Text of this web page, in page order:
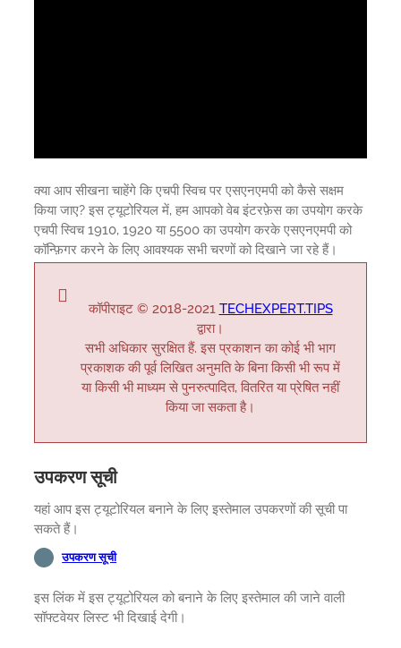
क्या आप सीखना चाहेंगे कि एचपी स्विच पर एसएनएमपी को कैसे सक्षम
किया जाए? इस ट्यूटोरियल में, हम आपको वेब इंटरफ़ेस का उपयोग करके
एचपी स्विच 1910, 1920 या 5500 का उपयोग करके एसएनएमपी को
कॉन्फ़िगर करने के लिए आवश्यक सभी चरणों को दिखाने जा रहे हैं।
कॉपीराइट © 2018-2021 TECHEXPERT.TIPS
द्वारा।
सभी अधिकार सुरक्षित हैं. इस प्रकाशन का कोई भी भाग
प्रकाशक की पूर्व लिखित अनुमति के बिना किसी भी रूप में
या किसी भी माध्यम से पुनरुत्पादित, वितरित या प्रेषित नहीं
किया जा सकता है।
उपकरण सूची
यहां आप इस ट्यूटोरियल बनाने के लिए इस्तेमाल उपकरणों की सूची पा
सकते हैं।
उपकरण सूची
इस लिंक में इस ट्यूटोरियल को बनाने के लिए इस्तेमाल की जाने वाली
सॉफ्टवेयर लिस्ट भी दिखाई देगी।